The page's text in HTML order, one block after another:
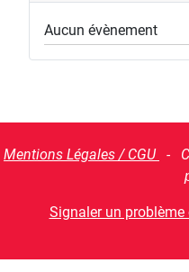
Aucun évènement
Mentions Légales / CGU -
Signaler un